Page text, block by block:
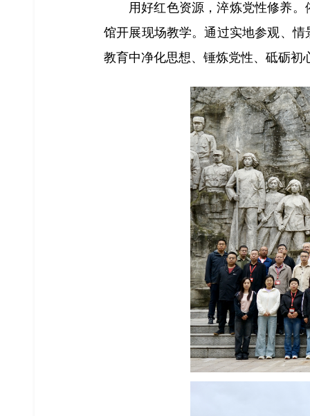
用好红色资源，淬炼党性修养
馆开展现场教学。通过实地参观、
教育中净化思想、锤炼党性、砥砺初